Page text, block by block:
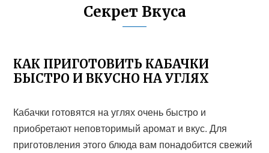
Секрет Вкуса
КАК ПРИГОТОВИТЬ КАБАЧКИ
БЫСТРО И ВКУСНО НА УГЛЯХ
Кабачки готовятся на углях очень быстро и
приобретают неповторимый аромат и вкус. Для
приготовления этого блюда вам понадобится свежий